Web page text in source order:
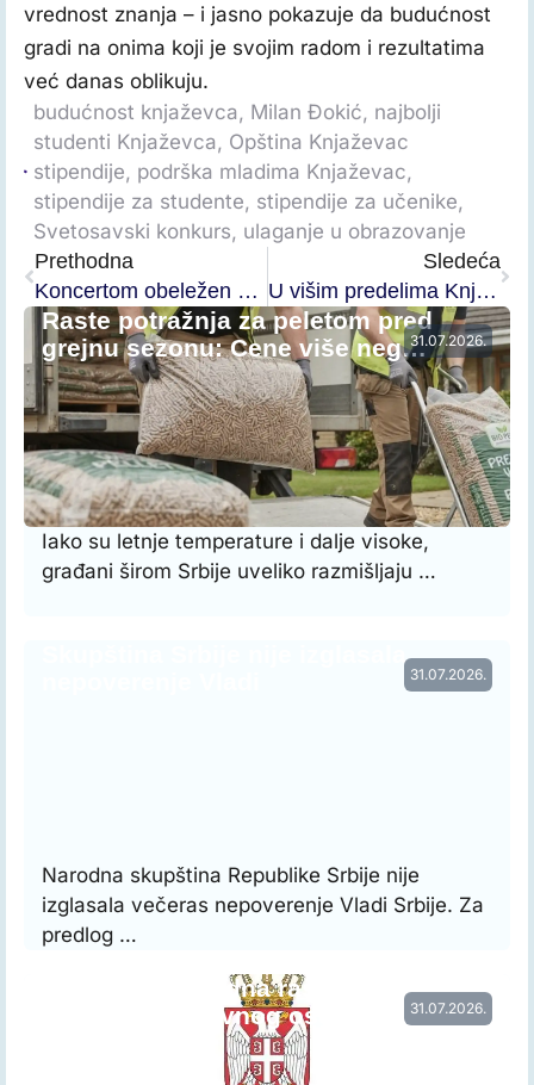
vrednost znanja – i jasno pokazuje da budućnost
gradi na onima koji je svojim radom i rezultatima
već danas oblikuju.
budućnost knjaževca, Milan Đokić, najbolji
studenti Knjaževca, Opština Knjaževac
stipendije, podrška mladima Knjaževac,
stipendije za studente, stipendije za učenike,
Svetosavski konkurs, ulaganje u obrazovanje
Prethodna
Koncertom obeležen Dan Osnovne muzičke škole „Predrag Milošević“ u Knjaževcu
Sledeća
U višim predelima Knjaževca do 20 centimetara snega, Zimska služba pojačala rad na terenu
31.07.2026.
Raste potražnja za peletom pred
grejnu sezonu: Cene više neg…
Iako su letnje temperature i dalje visoke,
građani širom Srbije uveliko razmišljaju …
31.07.2026.
Skupština Srbije nije izglasala
Narodna skupština Republike Srbije nije
izglasala večeras nepoverenje Vladi Srbije. Za
predlog …
31.07.2026.
Vraćena prethodna raspodela radnog
vremena nastavnog osoblja…